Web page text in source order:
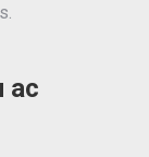
ac